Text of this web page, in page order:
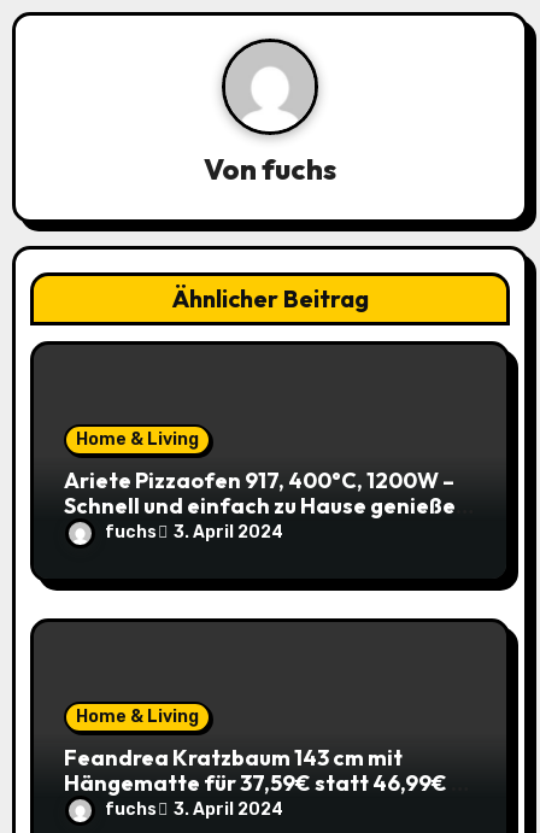
i
n
Vonfuchs
Ähnlicher Beitrag
Home & Living
Ariete Pizzaofen 917, 400°C, 1200W –
Schnell und einfach zu Hause genießen!
(Prime)
fuchs 3. April 2024
Home & Living
Feandrea Kratzbaum 143 cm mit
Hängematte für 37,59€ statt 46,99€ –
Katzenspaß zum Sparpreis!
fuchs 3. April 2024